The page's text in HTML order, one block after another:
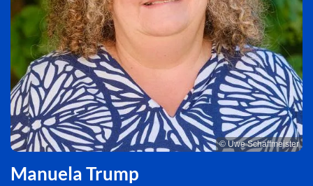
© Uwe Schaffmeister
Manuela Trump